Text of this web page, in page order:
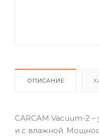
ОПИСАНИЕ
CARCAM Vacuum-2
и с влажной.